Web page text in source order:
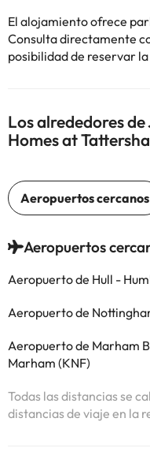
El alojamiento ofrece
Consulta directamente
posibilidad de reservar
Los alrededores
Homes at
Aeropuertos
Aeropuerto de Hull -
Aeropuerto de
Aeropuerto de Marham
Marham (KNF)
Todas las distancias se
distancias de viaje en la